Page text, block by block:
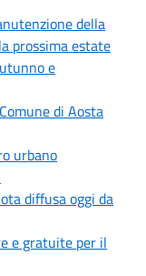
della
prossima estate
e
di Aosta
urbano
diffusa oggi da
e gratuite per il